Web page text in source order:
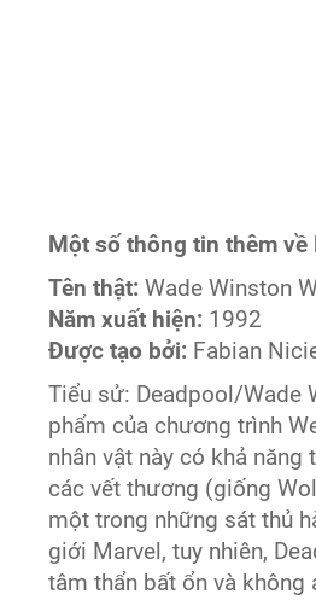
Một số thông tin thêm về
Tên thật: Wade Winston
Năm xuất hiện: 1992
Được tạo bởi: Fabian
Tiểu sử: Deadpool/Wade
phẩm của chương trình
nhân vật này có khả năng
các vết thương (giống
một trong những sát thủ
giới Marvel, tuy nhiên,
tâm thẩn bất ổn và không